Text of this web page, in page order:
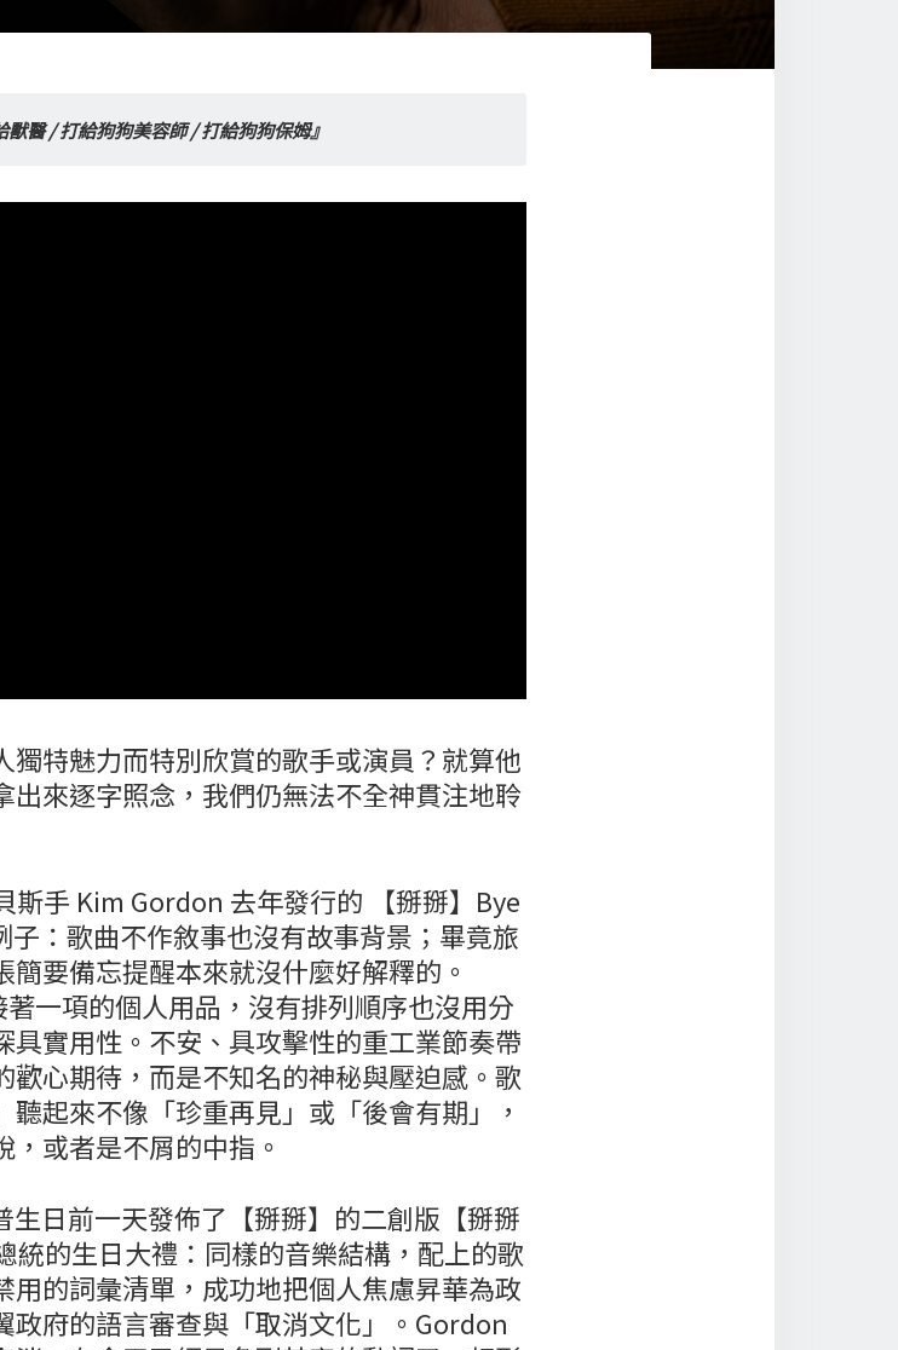
醫 / 打給狗狗美容師 / 打給狗狗保姆』
獨特魅力而特別欣賞的歌手或演員？就算他
來逐字照念，我們仍無法不全神貫注地聆
手 Kim Gordon 去年發行的 【掰掰】Bye
：歌曲不作敘事也沒有故事背景；畢竟旅
要備忘提醒本來就沒什麼好解釋的。
一項的個人用品，沒有排列順序也沒用分
具實用性。不安、具攻擊性的重工業節奏帶
心期待，而是不知名的神秘與壓迫感。歌
起來不像「珍重再見」或「後會有期」，
或者是不屑的中指。
日前一天發佈了【掰掰】的二創版【掰掰
統的生日大禮：同樣的音樂結構，配上的歌
用的詞彙清單，成功地把個人焦慮昇華為政
政府的語言審查與「取消文化」。Gordon